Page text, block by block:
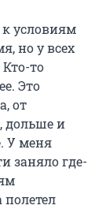
условиям
но у всех
то
Это
от
дольше и
У меня
заняло где-
полетел